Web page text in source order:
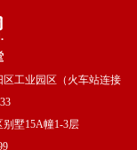
工业园区（火车站连接
区别墅15A幢1-3层